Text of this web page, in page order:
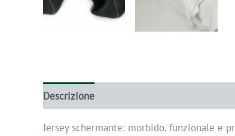
Descrizione
Jersey schermante: morbido, funzionale e